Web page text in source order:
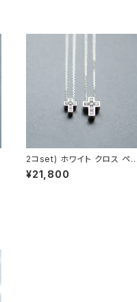
2コset) ホワイト クロス ペ
ネックレス シルバー925
¥21,800